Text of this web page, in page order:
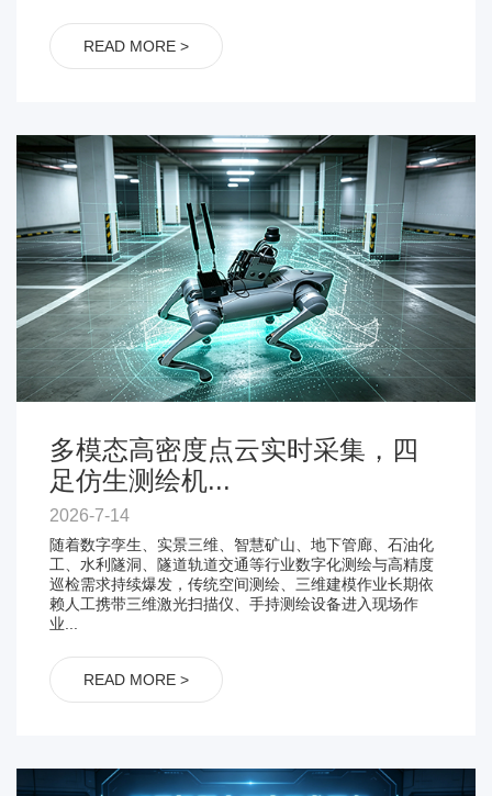
READ MORE >
多模态高密度点云实时采集，四
足仿生测绘机...
2026-7-14
随着数字孪生、实景三维、智慧矿山、地下管廊、石油化
工、水利隧洞、隧道轨道交通等行业数字化测绘与高精度
巡检需求持续爆发，传统空间测绘、三维建模作业长期依
赖人工携带三维激光扫描仪、手持测绘设备进入现场作
业...
READ MORE >